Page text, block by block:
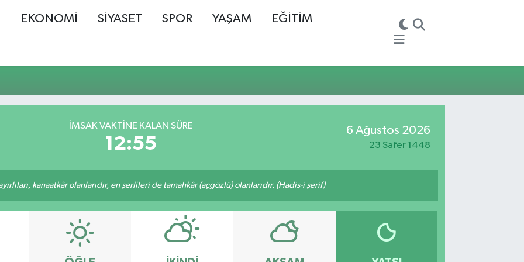
EKONOMİ SİYASET SPOR YAŞAM EĞİTİM
İMSAK VAKTINE KALAN SÜRE
12:55
6 Ağustos 2026
23 Safer 1448
kanaatkâr olanlarıdır, en şerlileri de tamahkâr (açgözlü) olanlarıdır. (Hadis-i şerif)